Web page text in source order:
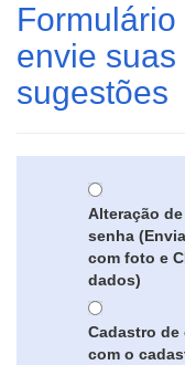
envie
sugestões
Alteração
senha
com foto e
dados)
Cadastro
com o